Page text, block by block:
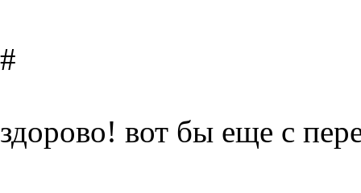
#
здорово! вот бы еще с